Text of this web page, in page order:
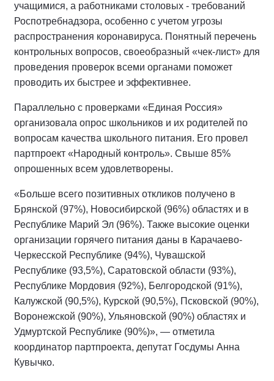
учащимися, а работниками столовых - требований
Роспотребнадзора, особенно с учетом угрозы
распространения коронавируса. Понятный перечень
контрольных вопросов, своеобразный «чек-лист» для
проведения проверок всеми органами поможет
проводить их быстрее и эффективнее.
Параллельно с проверками «Единая Россия»
организовала опрос школьников и их родителей по
вопросам качества школьного питания. Его провел
партпроект «Народный контроль». Свыше 85%
опрошенных всем удовлетворены.
«Больше всего позитивных откликов получено в
Брянской (97%), Новосибирской (96%) областях и в
Республике Марий Эл (96%). Также высокие оценки
организации горячего питания даны в Карачаево-
Черкесской Республике (94%), Чувашской
Республике (93,5%), Саратовской области (93%),
Республике Мордовия (92%), Белгородской (91%),
Калужской (90,5%), Курской (90,5%), Псковской (90%),
Воронежской (90%), Ульяновской (90%) областях и
Удмуртской Республике (90%)», — отметила
координатор партпроекта, депутат Госдумы Анна
Кувычко.